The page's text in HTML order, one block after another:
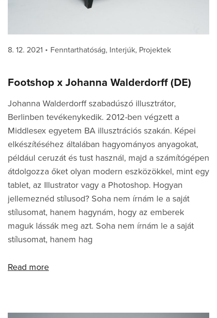
Posted
8. 12. 2021 Categories
Fenntarthatóság, Interjúk, Projektek
Footshop x Johanna Walderdorff (DE)
Johanna Walderdorff szabadúszó illusztrátor,
Berlinben tevékenykedik. 2012-ben végzett a
Middlesex egyetem BA illusztrációs szakán. Képei
elkészítéséhez általában hagyományos anyagokat,
például ceruzát és tust használ, majd a számítógépen
átdolgozza őket olyan modern eszközökkel, mint egy
tablet, az Illustrator vagy a Photoshop. Hogyan
jellemeznéd stílusod? Soha nem írnám le a saját
stílusomat, hanem hagynám, hogy az emberek
maguk lássák meg azt. Soha nem írnám le a saját
stílusomat, hanem hag
Read more